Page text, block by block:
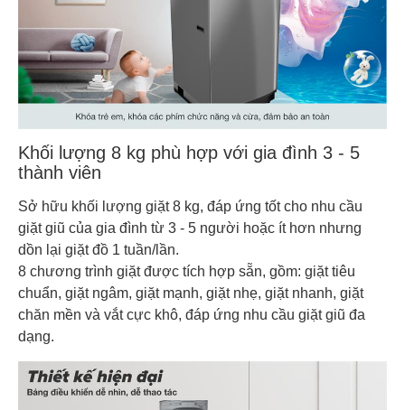
Khối lượng 8 kg phù hợp với gia đình 3 - 5
thành viên
Sở hữu khối lượng giặt 8 kg, đáp ứng tốt cho nhu cầu
giặt giũ của gia đình từ 3 - 5 người hoặc ít hơn nhưng
dồn lại giặt đồ 1 tuần/lần.
8 chương trình giặt được tích hợp sẵn, gồm: giặt tiêu
chuẩn, giặt ngâm, giặt mạnh, giặt nhẹ, giặt nhanh, giặt
chăn mền và vắt cực khô, đáp ứng nhu cầu giặt giũ đa
dạng.